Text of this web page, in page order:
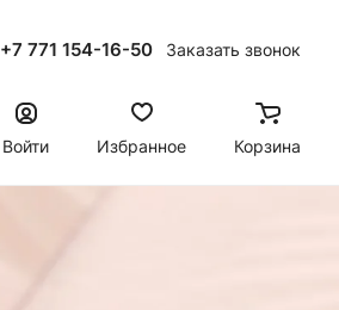
+7 771 154-16-50 Заказать звонок
Войти
Избранное Корзина